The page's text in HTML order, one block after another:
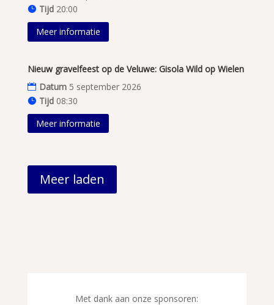
Tijd 20:00
Meer informatie
Nieuw gravelfeest op de Veluwe: Gisola Wild op Wielen
Datum 5 september 2026
Tijd 08:30
Meer informatie
Meer laden
Met dank aan onze sponsoren: